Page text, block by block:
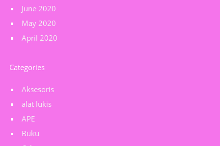
June 2020
May 2020
April 2020
Categories
Aksesoris
alat lukis
APE
Buku